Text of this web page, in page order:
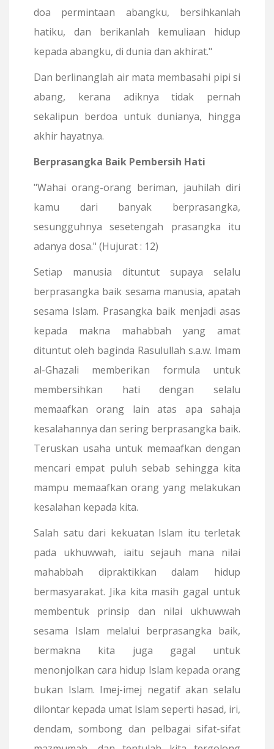
doa permintaan abangku, bersihkanlah
hatiku, dan berikanlah kemuliaan hidup
kepada abangku, di dunia dan akhirat."
Dan berlinanglah air mata membasahi pipi si
abang, kerana adiknya tidak pernah
sekalipun berdoa untuk dunianya, hingga
akhir hayatnya.
Berprasangka Baik Pembersih Hati
"Wahai orang-orang beriman, jauhilah diri
kamu dari banyak berprasangka,
sesungguhnya sesetengah prasangka itu
adanya dosa." (Hujurat : 12)
Setiap manusia dituntut supaya selalu
berprasangka baik sesama manusia, apatah
sesama Islam. Prasangka baik menjadi asas
kepada makna mahabbah yang amat
dituntut oleh baginda Rasulullah s.a.w. Imam
al-Ghazali memberikan formula untuk
membersihkan hati dengan selalu
memaafkan orang lain atas apa sahaja
kesalahannya dan sering berprasangka baik.
Teruskan usaha untuk memaafkan dengan
mencari empat puluh sebab sehingga kita
mampu memaafkan orang yang melakukan
kesalahan kepada kita.
Salah satu dari kekuatan Islam itu terletak
pada ukhuwwah, iaitu sejauh mana nilai
mahabbah dipraktikkan dalam hidup
bermasyarakat. Jika kita masih gagal untuk
membentuk prinsip dan nilai ukhuwwah
sesama Islam melalui berprasangka baik,
bermakna kita juga gagal untuk
menonjolkan cara hidup Islam kepada orang
bukan Islam. Imej-imej negatif akan selalu
dilontar kepada umat Islam seperti hasad, iri,
dendam, sombong dan pelbagai sifat-sifat